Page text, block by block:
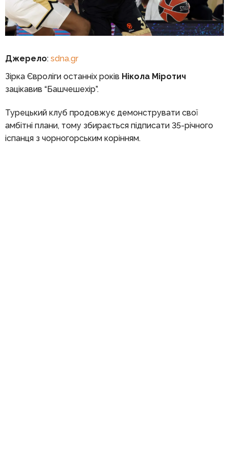
Джерело: sdna.gr
Зірка Євроліги останніх років Нікола Міротич
зацікавив “Башчешехір”.
Турецький клуб продовжує демонструвати свої
амбітні плани, тому збирається підписати 35-річного
іспанця з чорногорським корінням.